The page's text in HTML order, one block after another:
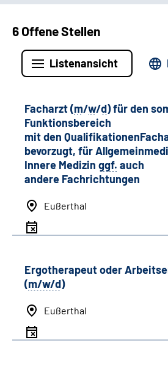
6 Offene Stellen
Listenansicht
Facharzt (m/w/d) für den
Funktionsbereich
mit den
bevorzugt, für
Innere Medizin ggf. auch
andere Fachrichtungen
Eußerthal
Ergotherapeut oder
(m/w/d)
Eußerthal